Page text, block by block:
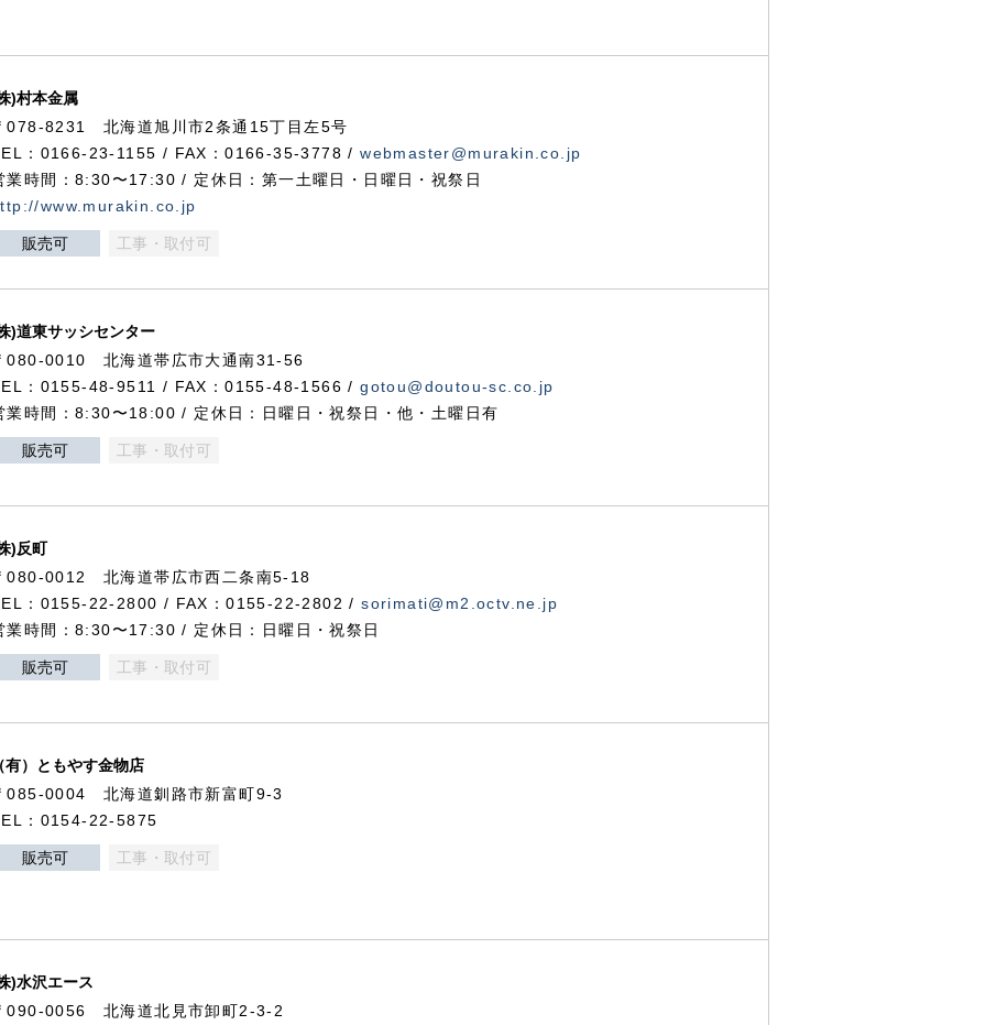
)村本金属
078-8231 北海道旭川市2条通15丁目左5号
：0166-23-1155 / FAX：0166-35-3778 /webmaster@murakin.co.jp
業時間：8:30〜17:30 / 定休日：第一土曜日・日曜日・祝祭日
www.murakin.co.jp
販売可 工事・取付可
)道東サッシセンター
080-0010 北海道帯広市大通南31-56
：0155-48-9511 / FAX：0155-48-1566 /gotou@doutou-sc.co.jp
業時間：8:30〜18:00 / 定休日：日曜日・祝祭日・他・土曜日有
販売可 工事・取付可
)反町
080-0012 北海道帯広市西二条南5-18
：0155-22-2800 / FAX：0155-22-2802 /sorimati@m2.octv.ne.jp
業時間：8:30〜17:30 / 定休日：日曜日・祝祭日
販売可 工事・取付可
有）ともやす金物店
085-0004 北海道釧路市新富町9-3
：0154-22-5875
販売可 工事・取付可
)水沢エース
090-0056 北海道北見市卸町2-3-2